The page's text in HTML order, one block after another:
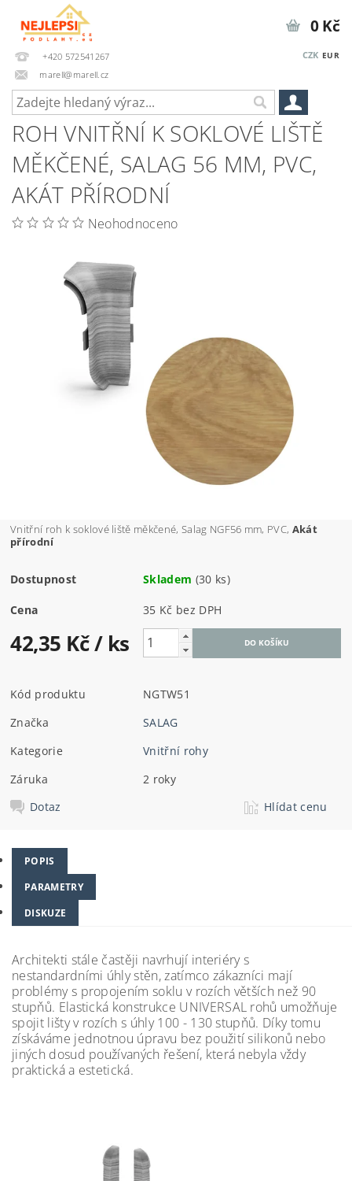
+420 572541267
marell@marell.cz
CZK EUR
0 Kč
ROH VNITŘNÍ K SOKLOVÉ LIŠTĚ
MĚKČENÉ, SALAG 56 MM, PVC,
AKÁT PŘÍRODNÍ
Neohodnoceno
Vnitřní roh k soklové liště měkčené, Salag NGF56 mm, PVC, Akát
přírodní
Dostupnost Skladem (30 ks)
Cena 35 Kč bez DPH
42,35 Kč/ ks
Kód produktu
NGTW51
Značka
SALAG
Kategorie
Vnitřní rohy
Záruka
2 roky
Dotaz
Hlídat cenu
POPIS
PARAMETRY
DISKUZE
Architekti stále častěji navrhují interiéry s
nestandardními úhly stěn, zatímco zákazníci mají
problémy s propojením soklu v rozích větších než 90
stupňů. Elastická konstrukce UNIVERSAL rohů umožňuje
spojit lišty v rozích s úhly 100 - 130 stupňů. Díky tomu
získáváme jednotnou úpravu bez použití silikonů nebo
jiných dosud používaných řešení, která nebyla vždy
praktická a estetická.